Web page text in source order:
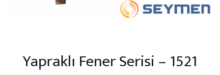
Yapraklı Fener Serisi – 1521